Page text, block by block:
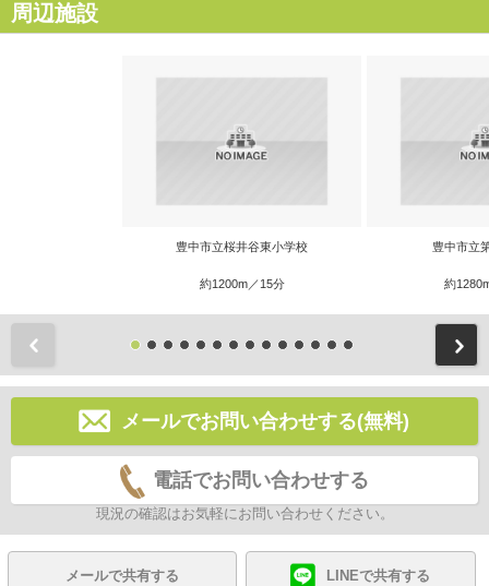
周辺施設
豊中市立桜井谷東小学校
約1200m／15分
豊中市立
約
メールでお問い合わせする(無料)
電話でお問い合わせする
現況の確認はお気軽にお問い合わせください。
メールで共有する LINEで共有する